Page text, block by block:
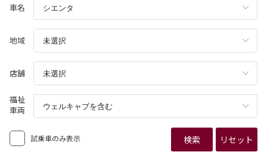
車名
地域
店舗
福祉
車両
試乗車のみ表示 検索 リセット